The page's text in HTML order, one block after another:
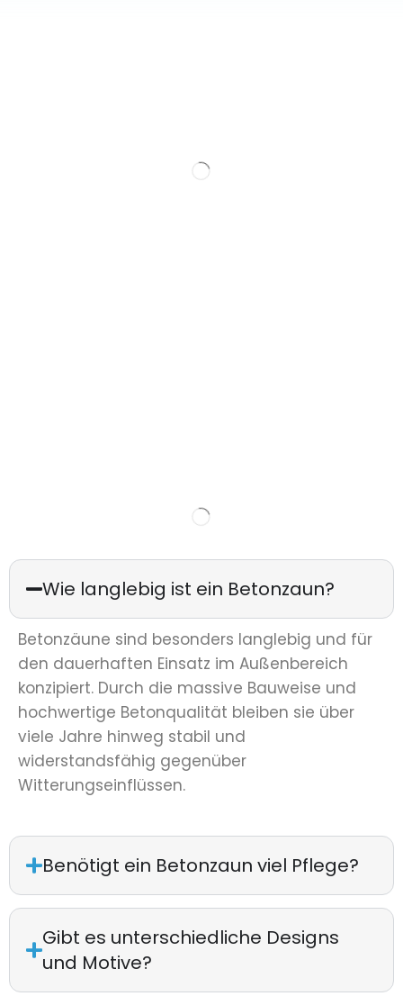
Wie langlebig ist ein Betonzaun?
Betonzäune sind besonders langlebig und für
den dauerhaften Einsatz im Außenbereich
konzipiert. Durch die massive Bauweise und
hochwertige Betonqualität bleiben sie über
viele Jahre hinweg stabil und
widerstandsfähig gegenüber
Witterungseinflüssen.
Benötigt ein Betonzaun viel Pflege?
Gibt es unterschiedliche Designs
und Motive?